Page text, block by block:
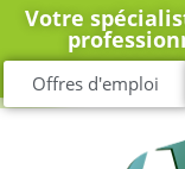
Votre
Offres d'emploi